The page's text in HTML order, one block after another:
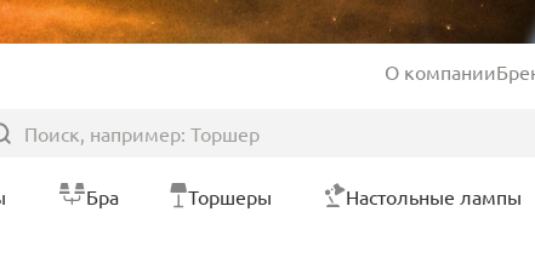
О компании
Бра Торшеры Настольные лампы